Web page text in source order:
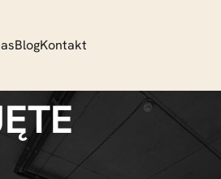
BlogKontakt